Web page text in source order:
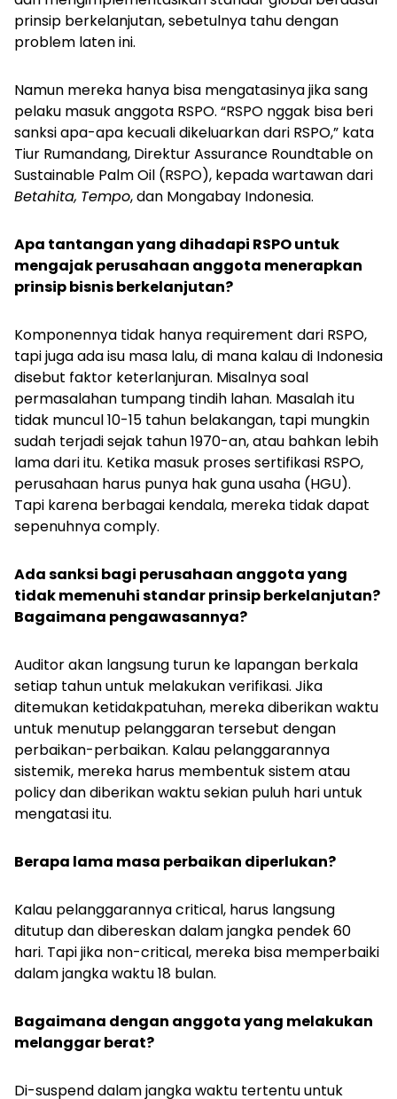
prinsip berkelanjutan, sebetulnya tahu dengan
problem laten ini.
Namun mereka hanya bisa mengatasinya jika sang
pelaku masuk anggota RSPO. “RSPO nggak bisa beri
sanksi apa-apa kecuali dikeluarkan dari RSPO,” kata
Tiur Rumandang, Direktur Assurance Roundtable on
Sustainable Palm Oil (RSPO), kepada wartawan dari
Betahita, Tempo, dan Mongabay Indonesia.
Apa tantangan yang dihadapi RSPO untuk
mengajak perusahaan anggota menerapkan
prinsip bisnis berkelanjutan?
Komponennya tidak hanya requirement dari RSPO,
tapi juga ada isu masa lalu, di mana kalau di Indonesia
disebut faktor keterlanjuran. Misalnya soal
permasalahan tumpang tindih lahan. Masalah itu
tidak muncul 10-15 tahun belakangan, tapi mungkin
sudah terjadi sejak tahun 1970-an, atau bahkan lebih
lama dari itu. Ketika masuk proses sertifikasi RSPO,
perusahaan harus punya hak guna usaha (HGU).
Tapi karena berbagai kendala, mereka tidak dapat
sepenuhnyacomply.
Ada sanksi bagi perusahaan anggota yang
tidak memenuhi standar prinsip berkelanjutan?
Bagaimana pengawasannya?
Auditor akan langsung turun ke lapangan berkala
setiap tahun untuk melakukan verifikasi. Jika
ditemukan ketidakpatuhan, mereka diberikan waktu
untuk menutup pelanggaran tersebut dengan
perbaikan-perbaikan. Kalau pelanggarannya
sistemik, mereka harus membentuk sistem atau
policydan diberikan waktu sekian puluh hari untuk
mengatasi itu.
Berapa lama masa perbaikan diperlukan?
Kalau pelanggarannyacritical, harus langsung
ditutup dan dibereskan dalam jangka pendek 60
hari. Tapi jika non-critical, mereka bisa memperbaiki
dalam jangka waktu 18 bulan.
Bagaimana dengan anggota yang melakukan
melanggar berat?
Di-suspenddalam jangka waktu tertentu untuk